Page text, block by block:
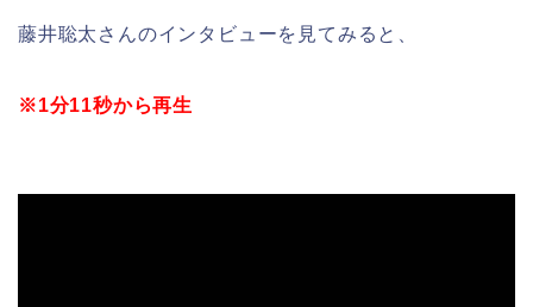
藤井聡太さんのインタビューを見てみると、
※1分11秒から再生